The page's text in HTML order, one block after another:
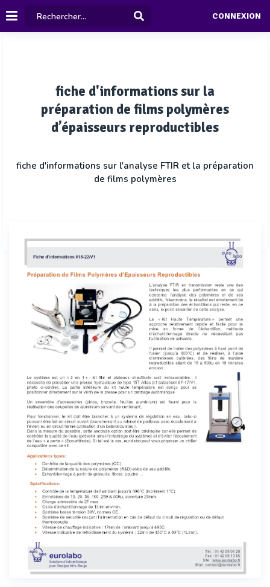
CONNEXION
fiche d'informations sur la
préparation de films polymères
d’épaisseurs reproductibles
fiche d'informations sur l'analyse FTIR et la préparation
de films polymères